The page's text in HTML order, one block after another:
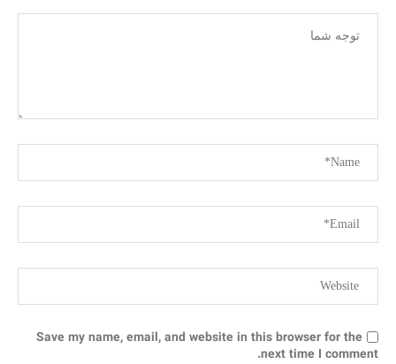
Save my name, email, and website in this browser for the
next time I comment.